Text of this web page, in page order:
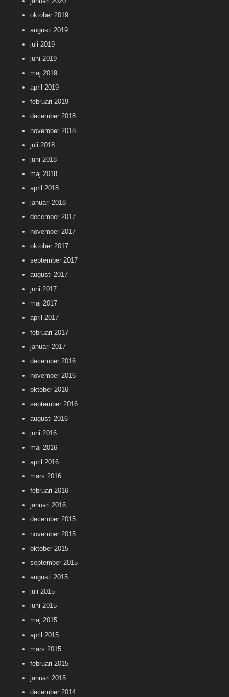
oktober 2019
augusti 2019
juli 2019
juni 2019
maj 2019
april 2019
februari 2019
december 2018
november 2018
juli 2018
juni 2018
maj 2018
april 2018
januari 2018
december 2017
november 2017
oktober 2017
september 2017
augusti 2017
juni 2017
maj 2017
april 2017
februari 2017
januari 2017
december 2016
november 2016
oktober 2016
september 2016
augusti 2016
juni 2016
maj 2016
april 2016
mars 2016
februari 2016
januari 2016
december 2015
november 2015
oktober 2015
september 2015
augusti 2015
juli 2015
juni 2015
maj 2015
april 2015
mars 2015
februari 2015
januari 2015
december 2014